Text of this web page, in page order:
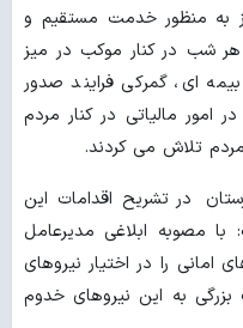
منظور خدمت مستقیم و
شب در کنار موکب در میز
ای، گمرکی فرایند صدور
امور مالیاتی در کنار مردم
تلاش می کردند.
در تشریح اقدامات این
با مصوبه ابلاغی مدیرعامل
امانی را در اختیار نیروهای
به این نیروهای خدوم